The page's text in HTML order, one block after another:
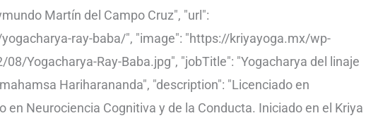
Martín del Campo Cruz", "url":
ray-baba/", "image": "https://kriyayoga.mx/wp-
Yogacharya-Ray-Baba.jpg", "jobTitle": "Yogacharya del linaje
Hariharananda", "description": "Licenciado en
en Neurociencia Cognitiva y de la Conducta. Iniciado en el Kriya